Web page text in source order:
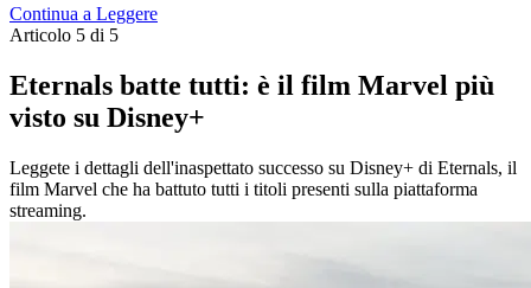
Continua a Leggere
Articolo 5 di 5
Eternals batte tutti: è il film Marvel più
visto su Disney+
Leggete i dettagli dell'inaspettato successo su Disney+ di Eternals, il
film Marvel che ha battuto tutti i titoli presenti sulla piattaforma
streaming.